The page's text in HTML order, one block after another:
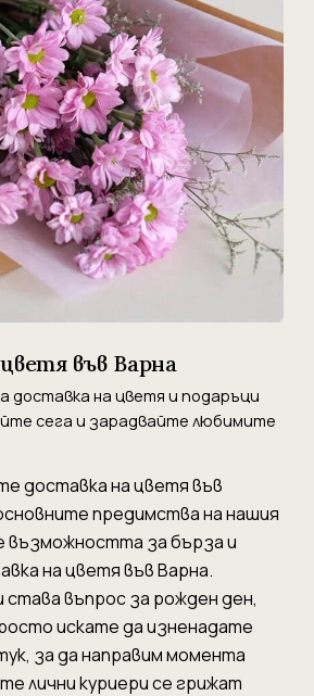
във Варна
доставка на цветя и подаръци
сега и зарадвайте любимите
доставка на цветя във
предимства на нашия
възможността за бърза и
на цветя във Варна.
става въпрос за рожден ден,
искате да изненадате
за да направим момента
лични куриери се грижат